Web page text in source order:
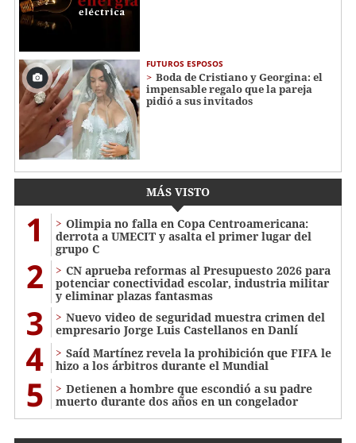
FUTUROS ESPOSOS
Boda de Cristiano y Georgina: el
impensable regalo que la pareja
pidió a sus invitados
MÁS VISTO
1
Olimpia no falla en Copa Centroamericana:
derrota a UMECIT y asalta el primer lugar del
grupo C
2
CN aprueba reformas al Presupuesto 2026 para
potenciar conectividad escolar, industria militar
y eliminar plazas fantasmas
3
Nuevo video de seguridad muestra crimen del
empresario Jorge Luis Castellanos en Danlí
4
Saíd Martínez revela la prohibición que FIFA le
hizo a los árbitros durante el Mundial
5
Detienen a hombre que escondió a su padre
muerto durante dos años en un congelador